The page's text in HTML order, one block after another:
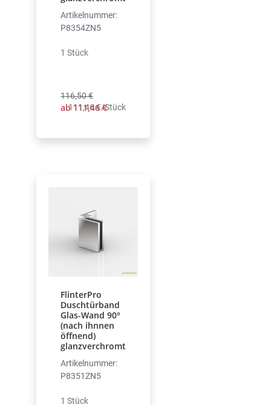
Artikelnummer:
P8354ZN5
116,50 €
ab 111,46 €
111,46 €/Stück
1 Stück
FlinterPro
Duschtürband
Glas-Wand 90°
(nach ihnnen
öffnend)
glanzverchromt
Artikelnummer:
P8351ZN5
1 Stück